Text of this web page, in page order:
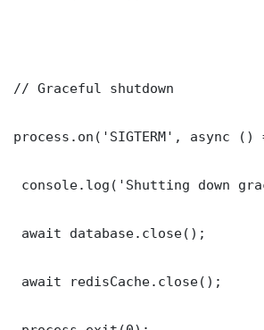
// Graceful shutdown
process.on('SIGTERM', async ()
console.log('Shutting down
await database.close();
await redisCache.close();